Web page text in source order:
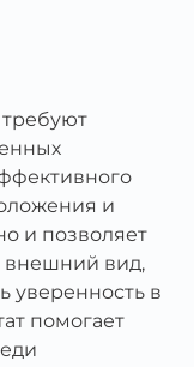
и
и позволяет
внешний вид,
уверенность в
помогает